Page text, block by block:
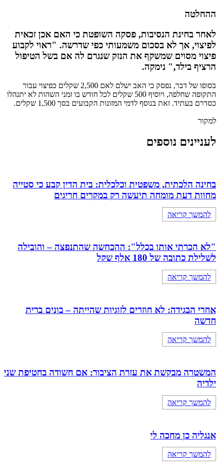
ההחלטה
לאחר בחינת הנסיבות, פסקה השופטת כי האם אכן זכאית
לפיצוי, אך לא בסכום משמעותי כפי שדרשה. "ראוי לקבוע
פיצוי מסוים שמשקף את הנזק שנגרם לה אם בשל הטיפול
הרציף בילד," נימקה.
בסופו של דבר, נפסק כי האב ישלם לאם 2,500 שקלים כפיצוי עבור
התקופה שחלפה, ויוסיף 500 שקלים לכל חודש בו זמני השהות לא יתנהלו
כסדרם בעתיד. זאת בנוסף לדמי המזונות הקבועים בסך 1,500 שקלים.
למקור
לעניינים נוספים
בחינה הלכתית, משפטית וכלכלית: בית הדין קבע כי סטייה
מחוות דעת מומחה תיעשה רק במקרים חריגים
להמשך קריאה
"לא הכרתי אותו בכלל": ההכחשה שהתנפצה – והובילה
לשלילת כתובה של 180 אלף שקל
להמשך קריאה
אחרי הבגידה: לא חוזרים לזוגיות שהייתה – בונים ברית
חדשה
להמשך קריאה
המשטרה מבקשת את עזרת הציבור: אם חשודה בחטיפת שני
ילדיה
להמשך קריאה
אנגליה כן מחכה לי
להמשך קריאה